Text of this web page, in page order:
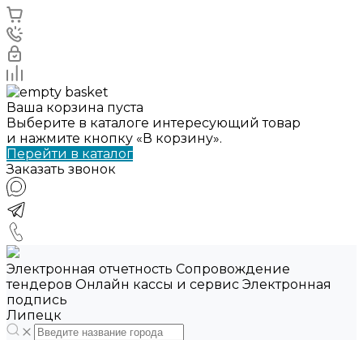
Ваша корзина пуста
Выберите в каталоге интересующий товар
и нажмите кнопку «В корзину».
Перейти в каталог
Заказать звонок
Электронная отчетность Сопровождение
тендеров Онлайн кассы и сервис Электронная
подпись
Липецк